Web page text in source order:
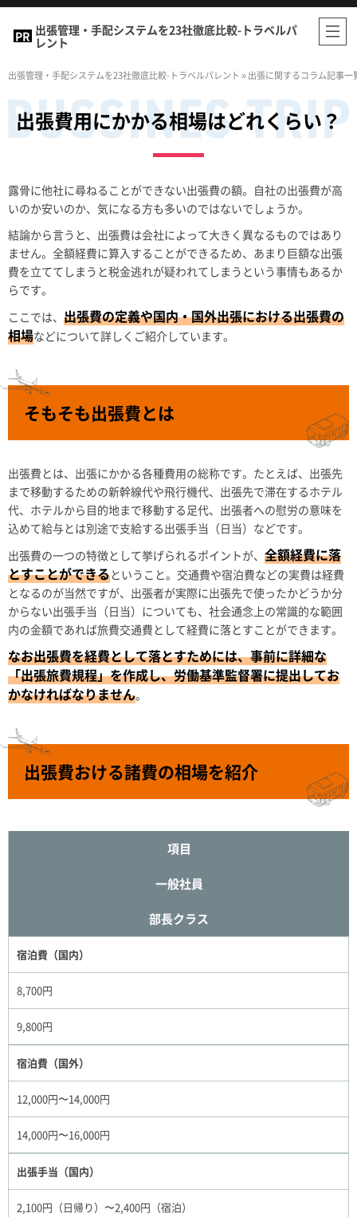
出張管理・手配システムを23社徹底比較-トラベルパ
レント
出張管理・手配システムを23社徹底比較-トラベルパレント »出張に関するコラム記事一
出張費用にかかる相場はどれくらい？
露骨に他社に尋ねることができない出張費の額。自社の出張費が高
いのか安いのか、気になる方も多いのではないでしょうか。
結論から言うと、出張費は会社によって大きく異なるものではあり
ません。全額経費に算入することができるため、あまり巨額な出張
費を立ててしまうと税金逃れが疑われてしまうという事情もあるか
らです。
ここでは、 出張費の定義や国内・国外出張における出張費の
相場などについて詳しくご紹介しています。
そもそも出張費とは
出張費とは、出張にかかる各種費用の総称です。たとえば、出張先
まで移動するための新幹線代や飛行機代、出張先で滞在するホテル
代、ホテルから目的地まで移動する足代、出張者への慰労の意味を
込めて給与とは別途で支給する出張手当（日当）などです。
出張費の一つの特徴として挙げられるポイントが、 全額経費に落
とすことができるということ。交通費や宿泊費などの実費は経費
となるのが当然ですが、出張者が実際に出張先で使ったかどうか分
からない出張手当（日当）についても、社会通念上の常識的な範囲
内の金額であれば旅費交通費として経費に落とすことができます。
なお出張費を経費として落とすためには、事前に詳細な
「出張旅費規程」を作成し、労働基準監督署に提出してお
かなければなりません。
出張費おける諸費の相場を紹介
項目
一般社員
部長クラス
宿泊費（国内）
8,700円
9,800円
宿泊費（国外）
12,000円〜14,000円
14,000円〜16,000円
出張手当（国内）
2,100円（日帰り）〜2,400円（宿泊）